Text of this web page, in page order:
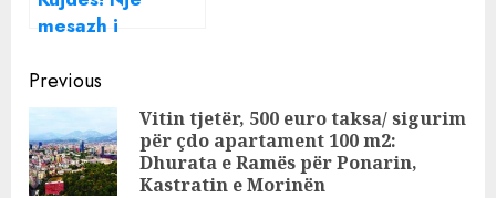
mesazh i
qarkullon në
WhatsApp
Continue
Reading
Previous
Vitin tjetër, 500 euro taksa/ sigurim
për çdo apartament 100 m2:
Dhurata e Ramës për Ponarin,
Kastratin e Morinën